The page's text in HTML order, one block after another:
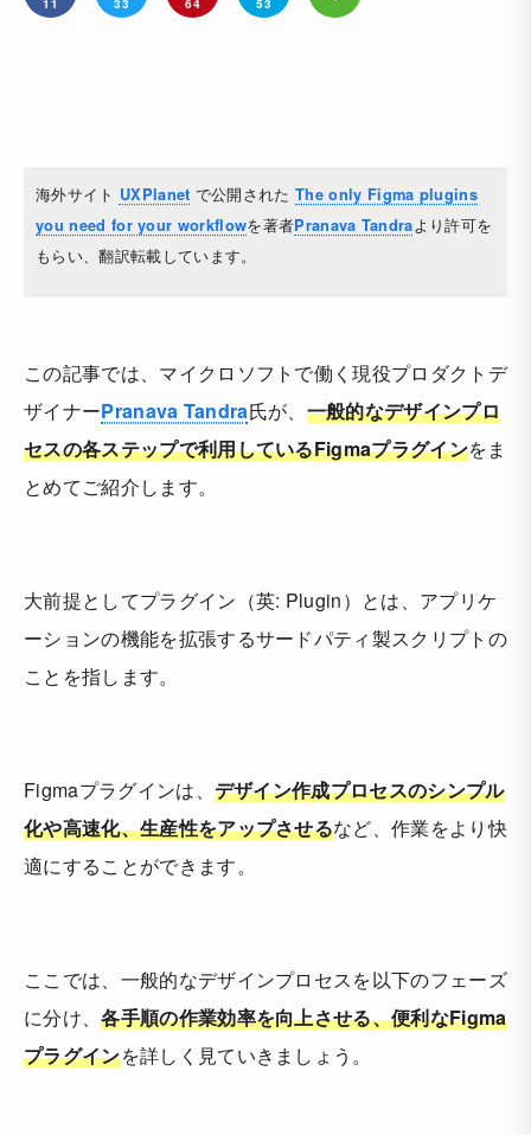
11 33 64 53
海外サイト UXPlanet で公開されたThe only Figma plugins
you need for your workflowを著者Pranava Tandraより許可を
もらい、翻訳転載しています。
この記事では、マイクロソフトで働く現役プロダクトデ
ザイナーPranava Tandra氏が、 一般的なデザインプロ
セスの各ステップで利用しているFigmaプラグインをま
とめてご紹介します。
大前提としてプラグイン（英: Plugin）とは、アプリケ
ーションの機能を拡張するサードパティ製スクリプトの
ことを指します。
Figmaプラグインは、 デザイン作成プロセスのシンプル
化や高速化、生産性をアップさせるなど、作業をより快
適にすることができます。
ここでは、一般的なデザインプロセスを以下のフェーズ
に分け、各手順の作業効率を向上させる、便利なFigma
プラグインを詳しく見ていきましょう。